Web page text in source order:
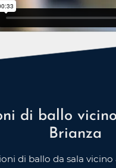
di ballo
Brianza
di ballo da sala